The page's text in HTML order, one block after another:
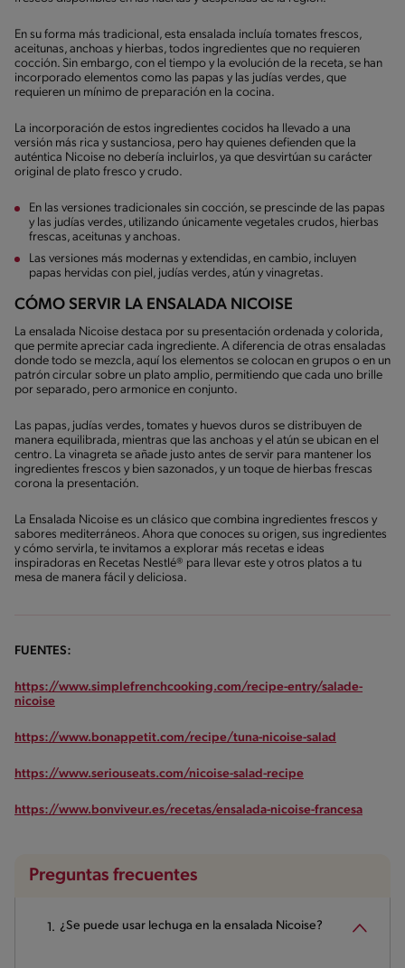
En su forma más tradicional, esta ensalada incluía tomates frescos,
aceitunas, anchoas y hierbas, todos ingredientes que no requieren
cocción. Sin embargo, con el tiempo y la evolución de la receta, se han
incorporado elementos como las papas y las judías verdes, que
requieren un mínimo de preparación en la cocina.
La incorporación de estos ingredientes cocidos ha llevado a una
versión más rica y sustanciosa, pero hay quienes defienden que la
auténtica Nicoise no debería incluirlos, ya que desvirtúan su carácter
original de plato fresco y crudo.
En las versiones tradicionales sin cocción, se prescinde de las papas
y las judías verdes, utilizando únicamente vegetales crudos, hierbas
frescas, aceitunas y anchoas.
Las versiones más modernas y extendidas, en cambio, incluyen
papas hervidas con piel, judías verdes, atún y vinagretas.
CÓMO SERVIR LA ENSALADA NICOISE
La ensalada Nicoise destaca por su presentación ordenada y colorida,
que permite apreciar cada ingrediente. A diferencia de otras ensaladas
donde todo se mezcla, aquí los elementos se colocan en grupos o en un
patrón circular sobre un plato amplio, permitiendo que cada uno brille
por separado, pero armonice en conjunto.
Las papas, judías verdes, tomates y huevos duros se distribuyen de
manera equilibrada, mientras que las anchoas y el atún se ubican en el
centro. La vinagreta se añade justo antes de servir para mantener los
ingredientes frescos y bien sazonados, y un toque de hierbas frescas
corona la presentación.
La Ensalada Nicoise es un clásico que combina ingredientes frescos y
sabores mediterráneos. Ahora que conoces su origen, sus ingredientes
y cómo servirla, te invitamos a explorar más recetas e ideas
inspiradoras en Recetas Nestlé® para llevar este y otros platos a tu
mesa de manera fácil y deliciosa.
FUENTES:
https://www.simplefrenchcooking.com/recipe-entry/salade-
nicoise
https://www.bonappetit.com/recipe/tuna-nicoise-salad
https://www.seriouseats.com/nicoise-salad-recipe
https://www.bonviveur.es/recetas/ensalada-nicoise-francesa
Preguntas frecuentes
¿Se puede usar lechuga en la ensalada Nicoise?